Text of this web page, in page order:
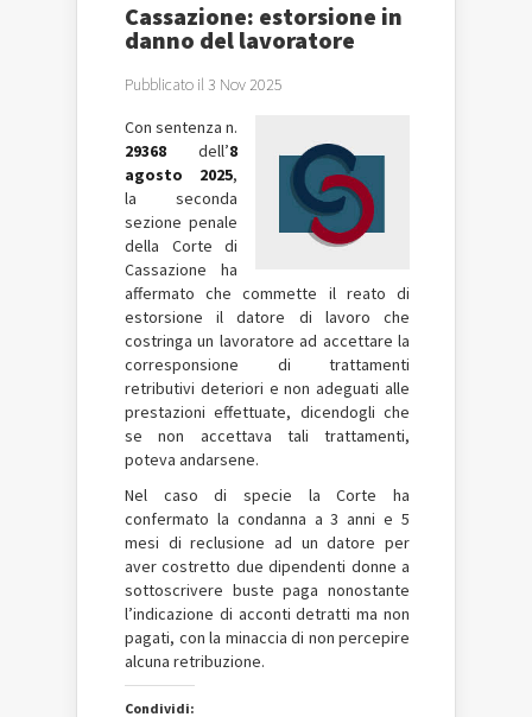
Cassazione: estorsione in
danno del lavoratore
Pubblicato il 3 Nov 2025
Con sentenza n.
29368 dell’8
agosto 2025,
la seconda
sezione penale
della Corte di
Cassazione ha
affermato che commette il reato di
estorsione il datore di lavoro che
costringa un lavoratore ad accettare la
corresponsione di trattamenti
retributivi deteriori e non adeguati alle
prestazioni effettuate, dicendogli che
se non accettava tali trattamenti,
poteva andarsene.
Nel caso di specie la Corte ha
confermato la condanna a 3 anni e 5
mesi di reclusione ad un datore per
aver costretto due dipendenti donne a
sottoscrivere buste paga nonostante
l’indicazione di acconti detratti ma non
pagati, con la minaccia di non percepire
alcuna retribuzione.
Condividi: